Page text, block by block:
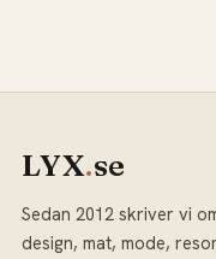
LYX.se
Sedan 2012 skriver vi
design, mat, mode,